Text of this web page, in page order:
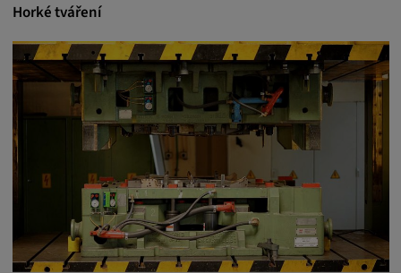
Horké tvářeníconnected-devices, yt-remote-device-id, yt-
remote-fast-check-period, yt-remote-session-
app, yt-remote-session-name, IDE,
LOGIN_INFO, PREF, LOGIN_INFO, PREF,
SEARCH_SAMESITE, OGPC, OTZ, NID,
1P_JAR, DSID, APISID, HSID, SSID, SID,
SAPISID, SIDCC, yt-player-headers-
ytidb::LAST_RESULT_ENTRY_KEY, yt-
player-lv, yt-player-bandaid-host, yt-player-
bandwidth
Poskytovatel: